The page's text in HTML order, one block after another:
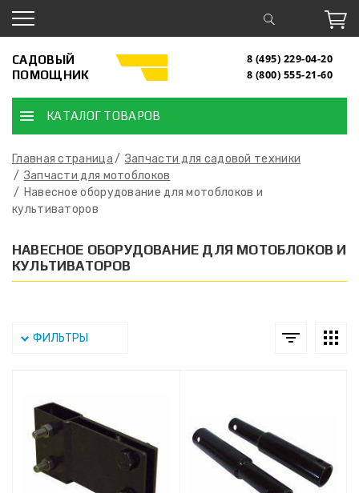
САДОВЫЙ
ПОМОЩНИК
8 (495) 229-04-20
8 (800) 555-21-60
КАТАЛОГ ТОВАРОВ
Главная страница
Запчасти для садовой техники
Запчасти для мотоблоков
Навесное оборудование для мотоблоков и
культиваторов
НАВЕСНОЕ ОБОРУДОВАНИЕ ДЛЯ МОТОБЛОКОВ И
КУЛЬТИВАТОРОВ
ФИЛЬТРЫ